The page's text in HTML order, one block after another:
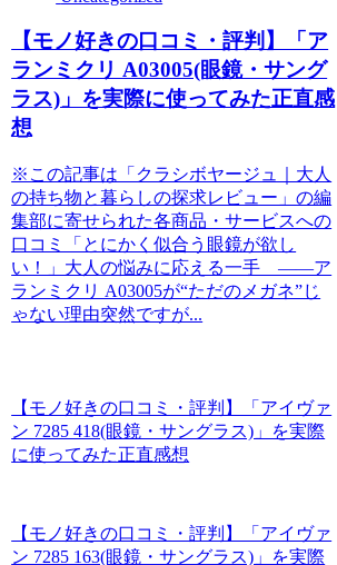
【モノ好きの口コミ・評判】「ア
ランミクリ A03005(眼鏡・サング
ラス)」を実際に使ってみた正直感
想
※この記事は「クラシボヤージュ｜大人
の持ち物と暮らしの探求レビュー」の編
集部に寄せられた各商品・サービスへの
口コミ「とにかく似合う眼鏡が欲し
い！」大人の悩みに応える一手 ――ア
ランミクリ A03005が“ただのメガネ”じ
ゃない理由突然ですが...
【モノ好きの口コミ・評判】「アイヴァ
ン 7285 418(眼鏡・サングラス)」を実際
に使ってみた正直感想
【モノ好きの口コミ・評判】「アイヴァ
ン 7285 163(眼鏡・サングラス)」を実際